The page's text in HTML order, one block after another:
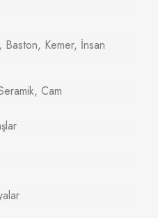
Baston, Kemer, İnsan
Cam